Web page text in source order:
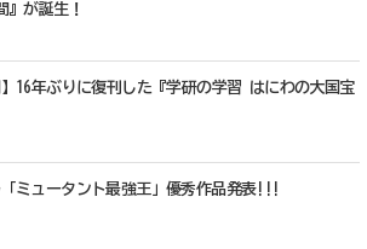
』が誕生！
】16年ぶりに復刊した『学研の学習 はにわの大国宝
「ミュータント最強王」優秀作品発表!!!